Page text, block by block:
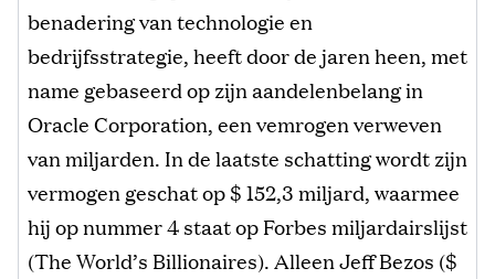
benadering van technologie en
bedrijfsstrategie, heeft door de jaren heen, met
name gebaseerd op zijn aandelenbelang in
Oracle Corporation, een vemrogen verweven
van miljarden. In de laatste schatting wordt zijn
vermogen geschat op $ 152,3 miljard, waarmee
hij op nummer 4 staat op Forbes miljardairslijst
(The World’s Billionaires). Alleen Jeff Bezos ($